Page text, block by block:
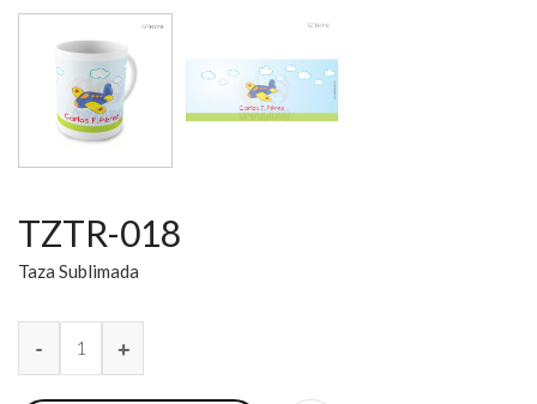
TZTR-018
Taza Sublimada